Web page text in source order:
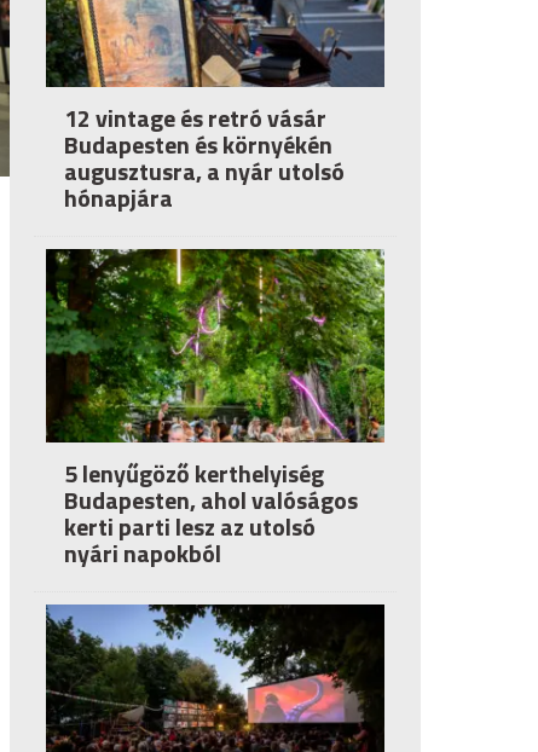
12 vintage és retró vásár
Budapesten és környékén
augusztusra, a nyár utolsó
hónapjára
5 lenyűgöző kerthelyiség
Budapesten, ahol valóságos
kerti parti lesz az utolsó
nyári napokból